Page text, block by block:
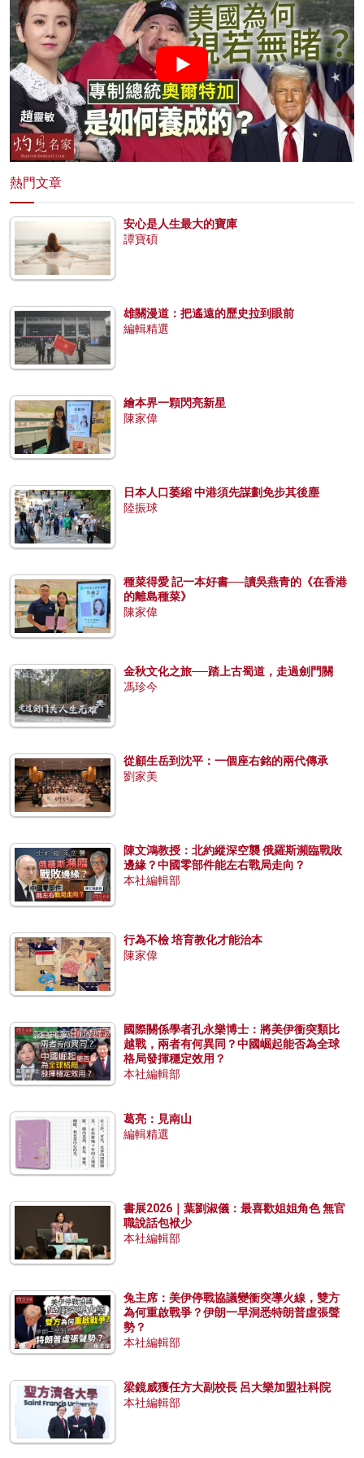
熱門文章
安心是人生最大的寶庫
譚寶碩
雄關漫道：把遙遠的歷史拉到眼前
編輯精選
繪本界一顆閃亮新星
陳家偉
日本人口萎縮 中港須先謀劃免步其後塵
陸振球
種菜得愛 記一本好書──讀吳燕青的《在香港
的離島種菜》
陳家偉
金秋文化之旅──踏上古蜀道，走過劍門關
馮珍今
從顧生岳到沈平：一個座右銘的兩代傳承
劉家美
陳文鴻教授：北約縱深空襲 俄羅斯瀕臨戰敗
邊緣？中國零部件能左右戰局走向？
本社編輯部
行為不檢 培育教化才能治本
陳家偉
國際關係學者孔永樂博士：將美伊衝突類比
越戰，兩者有何異同？中國崛起能否為全球
格局發揮穩定效用？
本社編輯部
葛亮：見南山
編輯精選
書展2026｜葉劉淑儀：最喜歡姐姐角色 無官
職說話包袱少
本社編輯部
兔主席：美伊停戰協議變衝突導火線，雙方
為何重啟戰爭？伊朗一早洞悉特朗普虛張聲
勢？
本社編輯部
梁鏡威獲任方大副校長 呂大樂加盟社科院
本社編輯部